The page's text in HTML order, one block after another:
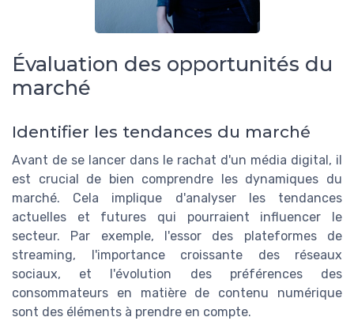
Évaluation des opportunités du
marché
Identifier les tendances du marché
Avant de se lancer dans le rachat d'un média digital, il
est crucial de bien comprendre les dynamiques du
marché. Cela implique d'analyser les tendances
actuelles et futures qui pourraient influencer le
secteur. Par exemple, l'essor des plateformes de
streaming, l'importance croissante des réseaux
sociaux, et l'évolution des préférences des
consommateurs en matière de contenu numérique
sont des éléments à prendre en compte.